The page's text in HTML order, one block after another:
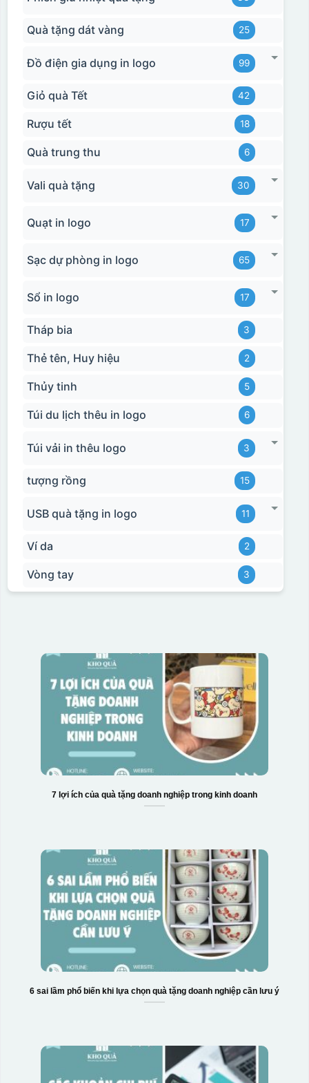
Quà tặng dát vàng 25
Đồ điện gia dụng in logo 99
Giỏ quà Tết 42
Rượu tết 18
Quà trung thu 6
Vali quà tặng 30
Quạt in logo 17
Sạc dự phòng in logo 65
Sổ in logo 17
Tháp bia 3
Thẻ tên, Huy hiệu 2
Thủy tinh 5
Túi du lịch thêu in logo 6
Túi vải in thêu logo 3
tượng rồng 15
USB quà tặng in logo 11
Ví da 2
Vòng tay 3
7 lợi ích của quà tặng doanh nghiệp trong kinh doanh
6 sai lầm phổ biến khi lựa chọn quà tặng doanh nghiệp cần lưu ý